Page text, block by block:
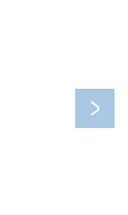
Next